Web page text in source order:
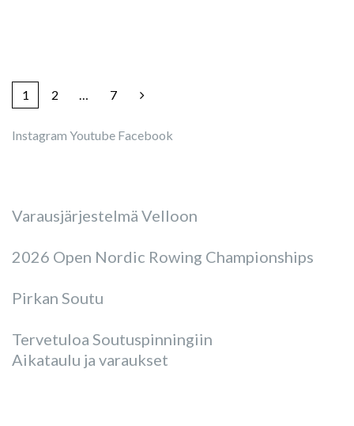
1 2 7
Instagram Youtube Facebook
Varausjärjestelmä Velloon
2026 Open Nordic Rowing Championships
Pirkan Soutu
Tervetuloa Soutuspinningiin
Aikataulu ja varaukset